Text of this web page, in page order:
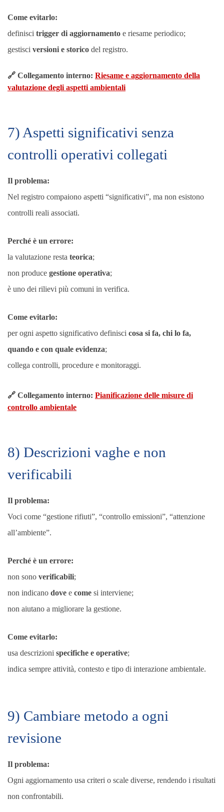
Come evitarlo:
definisci trigger di aggiornamento e riesame periodico;
gestisci versioni e storico del registro.
🔗 Collegamento interno: Riesame e aggiornamento della
valutazione degli aspetti ambientali
7) Aspetti significativi senza
controlli operativi collegati
Il problema:
Nel registro compaiono aspetti “significativi”, ma non esistono
controlli reali associati.
Perché è un errore:
la valutazione resta teorica;
non produce gestione operativa;
è uno dei rilievi più comuni in verifica.
Come evitarlo:
per ogni aspetto significativo definisci cosa si fa, chi lo fa,
quando e con quale evidenza;
collega controlli, procedure e monitoraggi.
🔗 Collegamento interno: Pianificazione delle misure di
controllo ambientale
8) Descrizioni vaghe e non
verificabili
Il problema:
Voci come “gestione rifiuti”, “controllo emissioni”, “attenzione
all’ambiente”.
Perché è un errore:
non sono verificabili;
non indicano dove e come si interviene;
non aiutano a migliorare la gestione.
Come evitarlo:
usa descrizioni specifiche e operative;
indica sempre attività, contesto e tipo di interazione ambientale.
9) Cambiare metodo a ogni
revisione
Il problema:
Ogni aggiornamento usa criteri o scale diverse, rendendo i risultati
non confrontabili.